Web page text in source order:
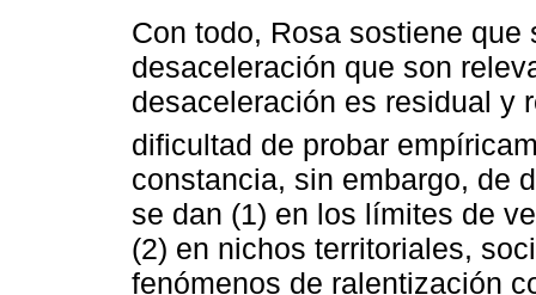
Con todo, Rosa sostiene
desaceleración que son
desaceleración es residual y
dificultad de probar
constancia, sin embargo, de
se dan (1) en los límites de
(2) en nichos territoriales,
fenómenos de ralentización